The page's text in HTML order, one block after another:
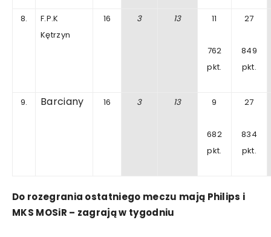
8.
F.P.K
Kętrzyn
16 3 13 11
762
pkt.
27
849
pkt.
9. Barciany 16 3 13 9
682
pkt.
27
834
pkt.
Do rozegrania ostatniego meczu mają Philips i
MKS MOSiR – zagrają w tygodniu